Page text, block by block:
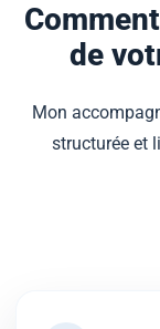
de
Mon
structurée et